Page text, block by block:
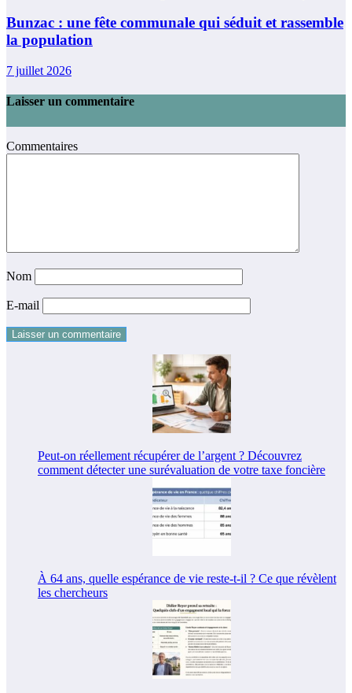
Bunzac : une fête communale qui séduit et rassemble
la population
7 juillet 2026
Laisser un commentaire
Commentaires
Nom
E-mail
Peut-on réellement récupérer de l’argent ? Découvrez
comment détecter une surévaluation de votre taxe foncière
À 64 ans, quelle espérance de vie reste-t-il ? Ce que révèlent
les chercheurs